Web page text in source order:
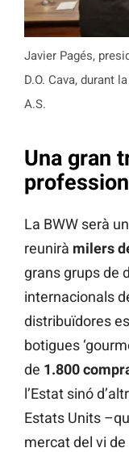
Javier Pagés,
D.O. Cava, durant
A.S.
Una gran
La BWW serà
reunirà milers
grans grups de
internacionals
distribuïdores
botigues
de 1.800
l’Estat sinó
Estats Units
mercat del vi de